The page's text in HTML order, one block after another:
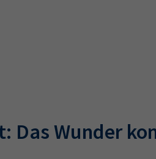
AEVO
34i Betriebswirt
Das Wunder